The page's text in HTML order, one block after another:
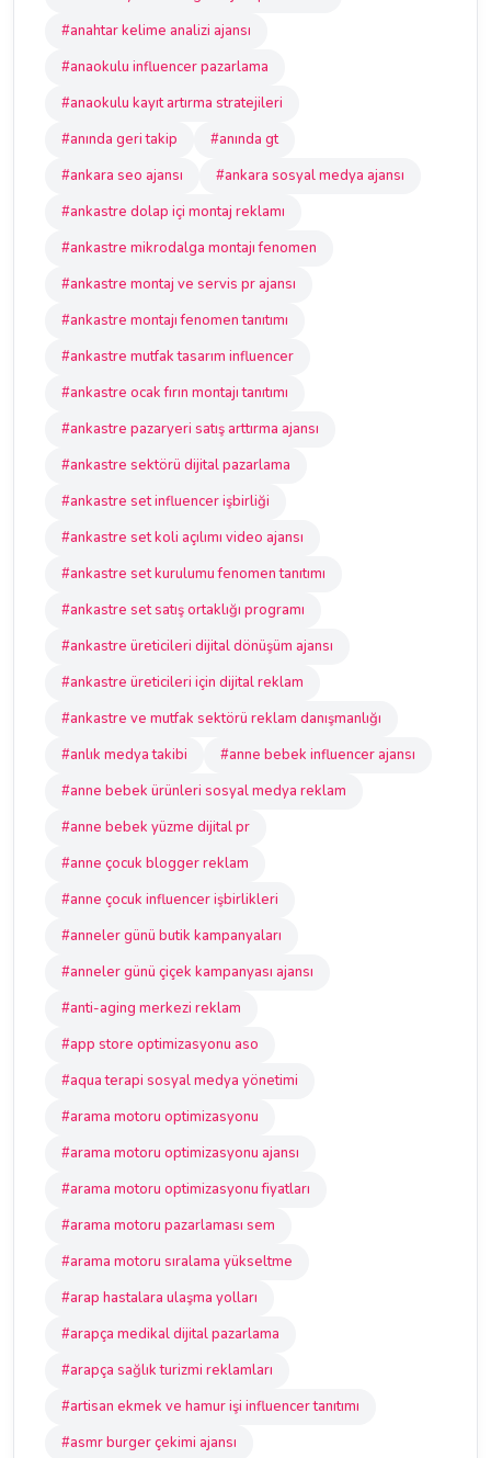
#anahtar kelime analizi ajansı
#anaokulu influencer pazarlama
#anaokulu kayıt artırma stratejileri
#anında geri takip
#anında gt
#ankara seo ajansı
#ankara sosyal medya ajansı
#ankastre dolap içi montaj reklamı
#ankastre mikrodalga montajı fenomen
#ankastre montaj ve servis pr ajansı
#ankastre montajı fenomen tanıtımı
#ankastre mutfak tasarım influencer
#ankastre ocak fırın montajı tanıtımı
#ankastre pazaryeri satış arttırma ajansı
#ankastre sektörü dijital pazarlama
#ankastre set influencer işbirliği
#ankastre set koli açılımı video ajansı
#ankastre set kurulumu fenomen tanıtımı
#ankastre set satış ortaklığı programı
#ankastre üreticileri dijital dönüşüm ajansı
#ankastre üreticileri için dijital reklam
#ankastre ve mutfak sektörü reklam danışmanlığı
#anlık medya takibi
#anne bebek influencer ajansı
#anne bebek ürünleri sosyal medya reklam
#anne bebek yüzme dijital pr
#anne çocuk blogger reklam
#anne çocuk influencer işbirlikleri
#anneler günü butik kampanyaları
#anneler günü çiçek kampanyası ajansı
#anti-aging merkezi reklam
#app store optimizasyonu aso
#aqua terapi sosyal medya yönetimi
#arama motoru optimizasyonu
#arama motoru optimizasyonu ajansı
#arama motoru optimizasyonu fiyatları
#arama motoru pazarlaması sem
#arama motoru sıralama yükseltme
#arap hastalara ulaşma yolları
#arapça medikal dijital pazarlama
#arapça sağlık turizmi reklamları
#artisan ekmek ve hamur işi influencer tanıtımı
#asmr burger çekimi ajansı